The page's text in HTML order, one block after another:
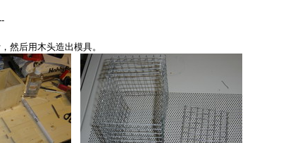
然后用木头造出模具。